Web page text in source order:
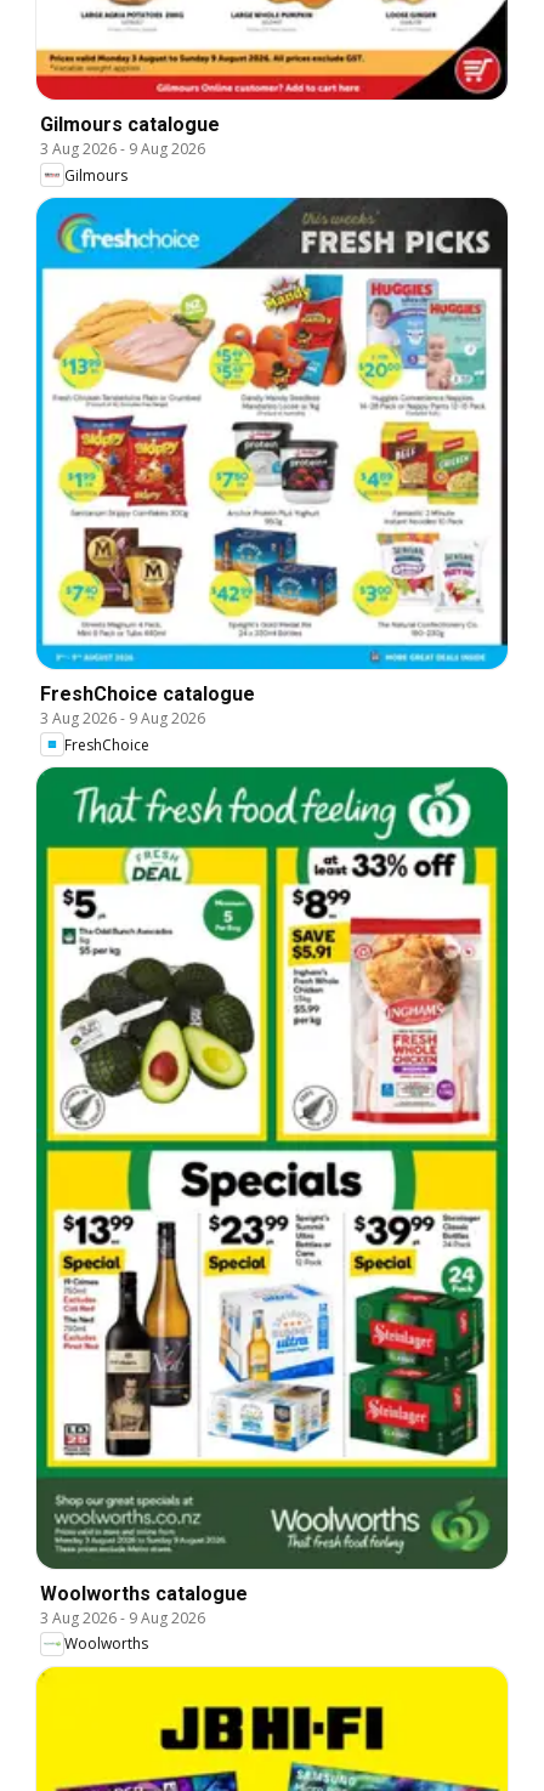
Gilmours catalogue
3 Aug 2026- 9 Aug 2026
Gilmours
FreshChoice catalogue
3 Aug 2026- 9 Aug 2026
FreshChoice
Woolworths catalogue
3 Aug 2026- 9 Aug 2026
Woolworths